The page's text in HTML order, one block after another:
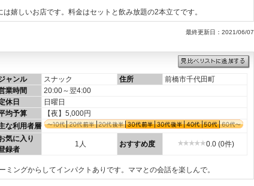
嬉しいお店です。料金はセットと飲み放題の2本立てです。
最終更新日：2021/06/07
ャンル スナック 住所
前橋市千代田町
業時間
20:00～翌4:00
休日
日曜日
均予算
【夜】5,000円
な利用者層
気に入り
録者
1人 おすすめ度 0.0 (0件)
ングからしてインパクトありです。ママとの会話を楽しんで。